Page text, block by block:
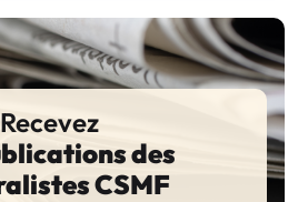
Recevez
des
CSMF